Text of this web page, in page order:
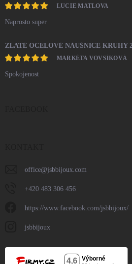
LUCIE MATLOVA
Naprosto super
ZLATÉ OCELOVÉ NÁUŠNICE KRUHY
MARKÉTA VOVSÍKOVÁ
Spokojenost
office@jsbbijoux.com
+420 483 306 456
https://www.facebook.com/jsbbijoux/
jsbbijoux